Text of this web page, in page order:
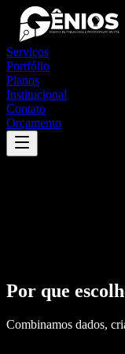
Serviços
Portfólio
Planos
Institucional
Contato
Orçamento
Por que
Combinamos dados,